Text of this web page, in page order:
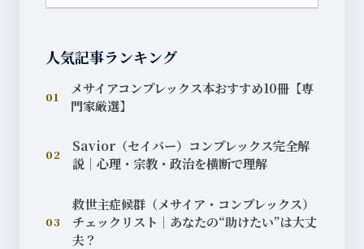
人気記事ランキング
01
メサイアコンプレックス本おすすめ10冊【専
門家厳選】
02
Savior（セイバー）コンプレックス完全解
説｜心理・宗教・政治を横断で理解
03
救世主症候群（メサイア・コンプレックス）
チェックリスト｜あなたの“助けたい”は大丈
夫？